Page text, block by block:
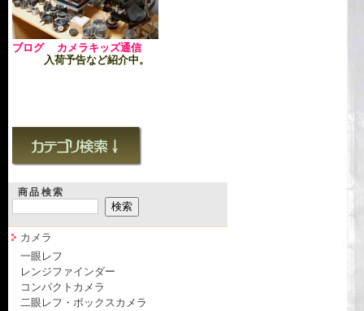
ブログ カメラキッズ通信
入荷予告など紹介中。
商品検索
カメラ
一眼レフ
レンジファインダー
コンパクトカメラ
二眼レフ・ボックスカメラ